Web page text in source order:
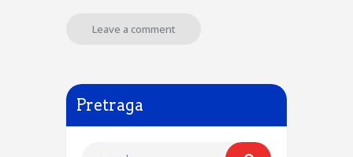
Pretraga